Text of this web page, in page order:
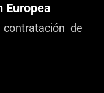
Europea
de